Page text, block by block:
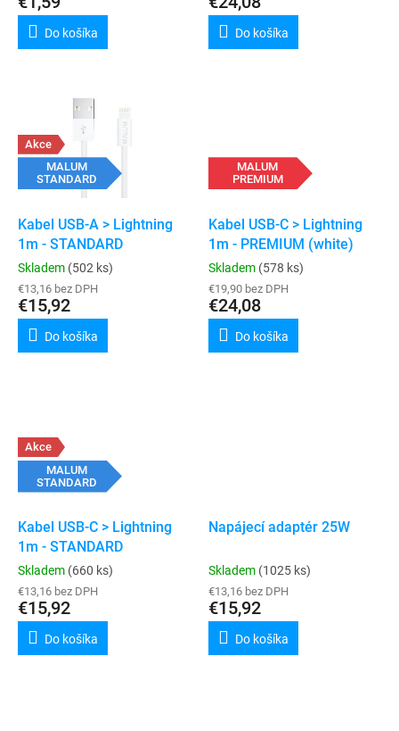
Do košíka Do košíka
Akce
MALUM
STANDARD
Kabel USB-A > Lightning
1m - STANDARD
Skladem (502 ks)
€13,16 bez DPH
€15,92
Do košíka
MALUM
PREMIUM
Kabel USB-C > Lightning
1m - PREMIUM (white)
Skladem (578 ks)
€19,90 bez DPH
€24,08
Do košíka
Akce
MALUM
STANDARD
Kabel USB-C > Lightning
1m - STANDARD
Skladem (660 ks)
€13,16 bez DPH
€15,92
Do košíka
Napájecí adaptér 25W
Skladem (1025 ks)
€13,16 bez DPH
€15,92
Do košíka